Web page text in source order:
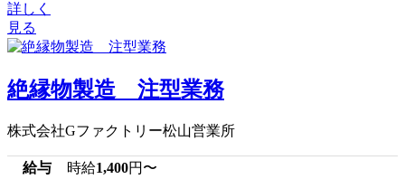
詳しく
見る
絶縁物製造 注型業務
株式会社Gファクトリー松山営業所
給与 時給1,400円〜